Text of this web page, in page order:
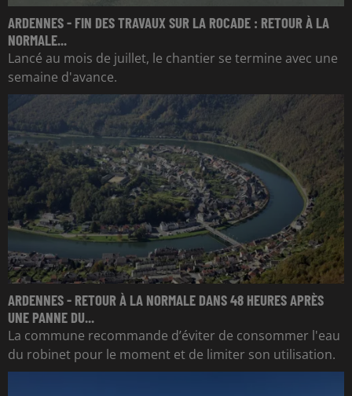
ARDENNES - FIN DES TRAVAUX SUR LA ROCADE : RETOUR À LA
NORMALE...
Lancé au mois de juillet, le chantier se termine avec une
semaine d'avance.
ARDENNES - RETOUR À LA NORMALE DANS 48 HEURES APRÈS
UNE PANNE DU...
La commune recommande d’éviter de consommer l'eau
du robinet pour le moment et de limiter son utilisation.